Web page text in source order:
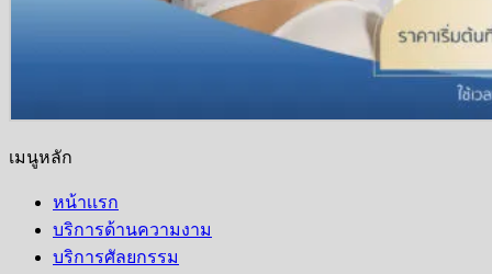
เมนูหลัก
หน้าเเรก
บริการด้านความงาม
บริการศัลยกรรม